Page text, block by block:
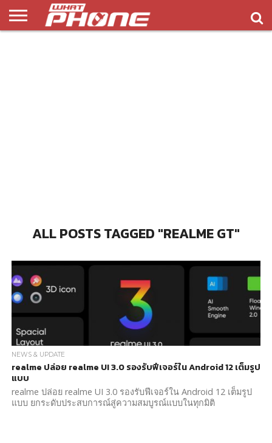
ALL POSTS TAGGED "REALME GT"
NEWS & UPDATE
realme ปล่อย realme UI 3.0 รองรับฟีเจอร์ใน Android 12 เต็มรูป
แบบ
realme ปล่อย realme UI 3.0 รองรับฟีเจอร์ใน Android 12 เต็มรูป
แบบ ยกระดับประสบการณ์สู่ความสมบูรณ์แบบในทุกมิติ